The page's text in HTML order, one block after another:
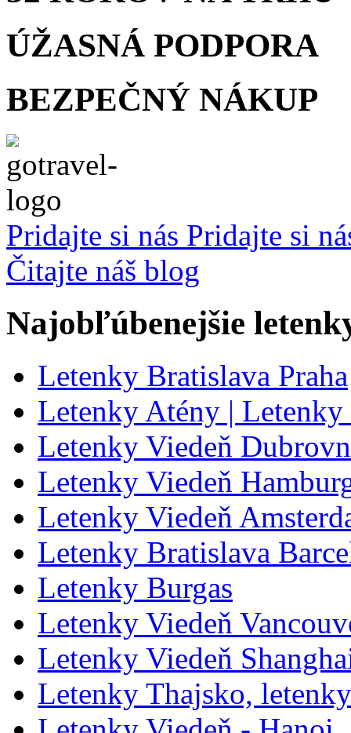
ÚŽASNÁ PODPORA
BEZPEČNÝ NÁKUP
Pridajte si nás Pridajte si
Čitajte náš blog
Najobľúbenejšie
Letenky Bratislava Praha
Letenky Atény | Letenky
Letenky Viedeň
Letenky Viedeň
Letenky Viedeň
Letenky Bratislava
Letenky Burgas
Letenky Viedeň
Letenky Viedeň
Letenky Thajsko,